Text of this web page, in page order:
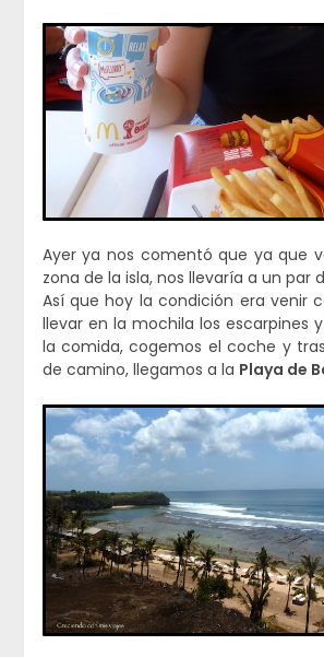
Ayer ya nos comentó que ya que
zona de la isla, nos llevaría a un par
Así que hoy la condición era venir
llevar en la mochila los escarpines
la comida, cogemos el coche y
de camino, llegamos a la Playa de